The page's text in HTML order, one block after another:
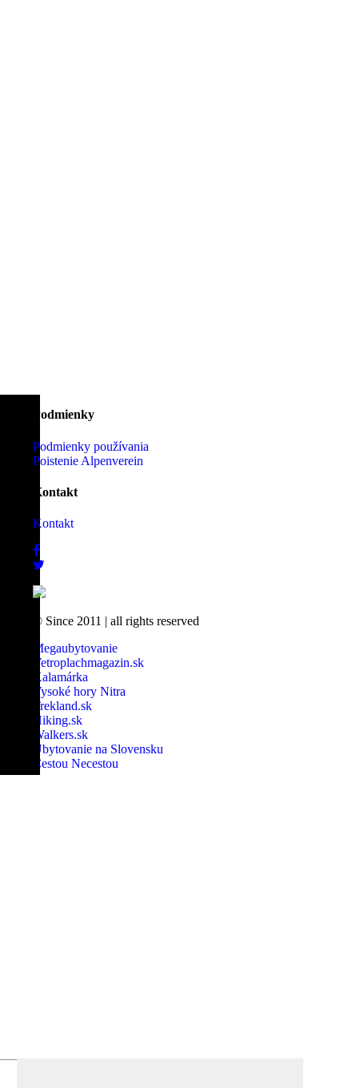
Podmienky
Podmienky používania
Poistenie Alpenverein
Kontakt
Kontakt
© Since 2011 | all rights reserved
Megaubytovanie
Vetroplachmagazin.sk
Kalamárka
Vysoké hory Nitra
Trekland.sk
Hiking.sk
Walkers.sk
Ubytovanie na Slovensku
Cestou Necestou